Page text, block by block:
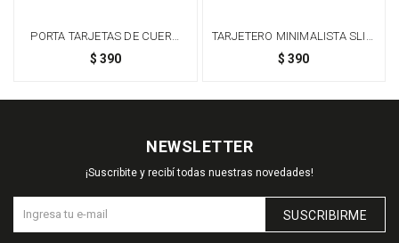
PORTA TARJETAS DE CUERO
COMPACTO Y ELEGANTE. -
$ 390
TARJETERO MINIMALISTA SLIM
EN CUERO GENUINO - BEIGE
$ 390
NEWSLETTER
¡Suscribite y recibí todas nuestras novedades!
SUSCRIBIRME